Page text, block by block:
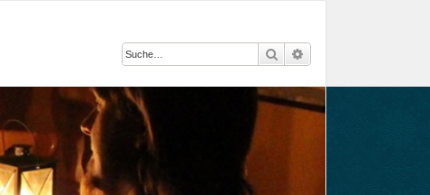
Suche